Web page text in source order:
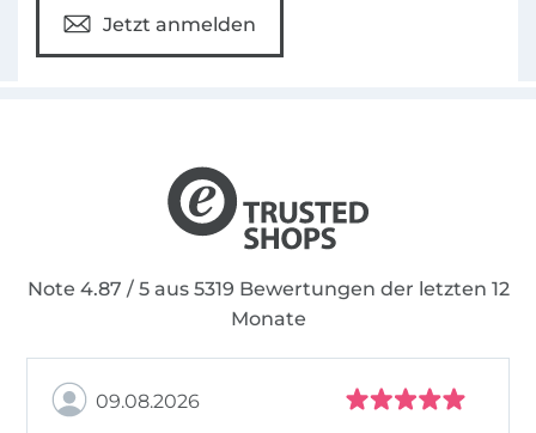
Jetzt anmelden
Note 4.87 / 5 aus 5319 Bewertungen der letzten 12
Monate
09.08.2026